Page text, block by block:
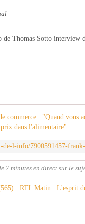
Thomas Sotto interview
7 minutes en direct sur le